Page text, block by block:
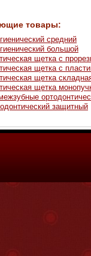
товары:
средний
большой
щетка с
щетка с
щетка
щетка
защитный